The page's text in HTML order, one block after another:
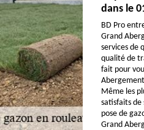
dans le
BD Pro
Grand
services de
qualité de
fait pour
Même les
satisfaits de
pose de
Grand